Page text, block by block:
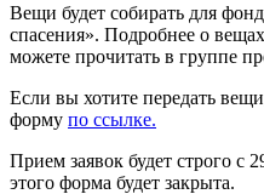
Вещи будет собирать для
спасения». Подробнее о
можете прочитать в группе
Если вы хотите передать
форму по ссылке.
Прием заявок будет строго с
этого форма будет закрыта.